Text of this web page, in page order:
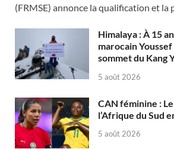
(FRMSE) annonce la qualification et la
Himalaya : À 15
marocain
sommet du Kang
5 août 2026
CAN féminine :
l’Afrique du Sud
5 août 2026